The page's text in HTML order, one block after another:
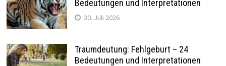
Bedeutungen und Interpretationen
30. Juli 2026
Traumdeutung: Fehlgeburt – 24
Bedeutungen und Interpretationen